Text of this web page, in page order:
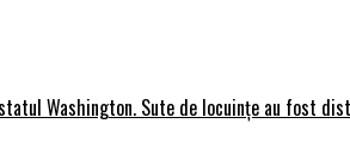
Washington. Sute de locuințe au fost